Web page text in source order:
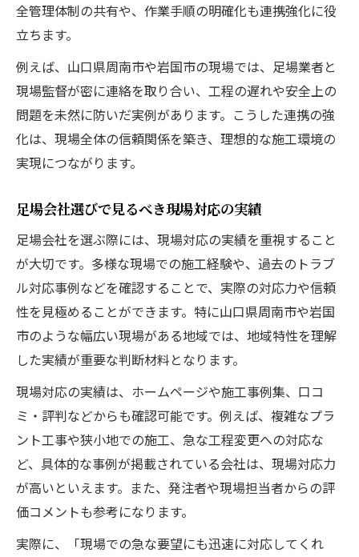
全管理体制の共有や、作業手順の明確化も連携強化に役
立ちます。
例えば、山口県周南市や岩国市の現場では、足場業者と
現場監督が密に連絡を取り合い、工程の遅れや安全上の
問題を未然に防いだ実例があります。こうした連携の強
化は、現場全体の信頼関係を築き、理想的な施工環境の
実現につながります。
足場会社選びで見るべき現場対応の実績
足場会社を選ぶ際には、現場対応の実績を重視すること
が大切です。多様な現場での施工経験や、過去のトラブ
ル対応事例などを確認することで、実際の対応力や信頼
性を見極めることができます。特に山口県周南市や岩国
市のような幅広い現場がある地域では、地域特性を理解
した実績が重要な判断材料となります。
現場対応の実績は、ホームページや施工事例集、口コ
ミ・評判などからも確認可能です。例えば、複雑なプラ
ント工事や狭小地での施工、急な工程変更への対応な
ど、具体的な事例が掲載されている会社は、現場対応力
が高いといえます。また、発注者や現場担当者からの評
価コメントも参考になります。
実際に、「現場での急な要望にも迅速に対応してくれ